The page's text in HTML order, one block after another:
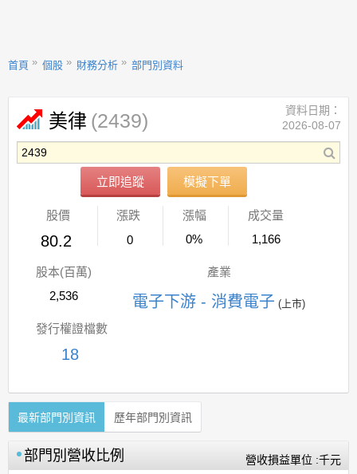
首頁 個股 財務分析 部門別資料
美律 (2439)
立即追蹤 模擬下單
資料日期：
2026-08-07
股價
80.2
漲跌
0
漲幅
0%
成交量
1,166
股本(百萬)
2,536
產業
電子下游 - 消費電子 (上市)
發行權證檔數
18
最新部門別資訊 歷年部門別資訊
部門別營收比例 營收損益單位 :千元